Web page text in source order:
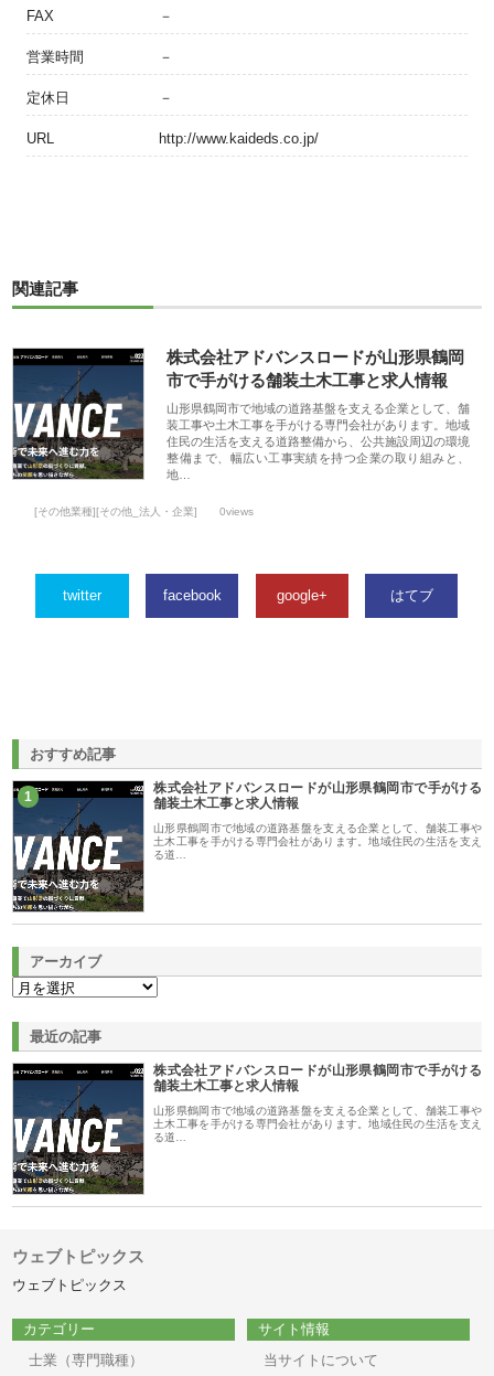
FAX －
営業時間 －
定休日 －
URL http://www.kaideds.co.jp/
関連記事
株式会社アドバンスロードが山形県鶴岡
市で手がける舗装土木工事と求人情報
山形県鶴岡市で地域の道路基盤を支える企業として、舗
装工事や土木工事を手がける専門会社があります。地域
住民の生活を支える道路整備から、公共施設周辺の環境
整備まで、幅広い工事実績を持つ企業の取り組みと、
地…
[その他業種][その他_法人・企業] 0views
twitter facebook google+ はてブ
おすすめ記事
1
株式会社アドバンスロードが山形県鶴岡市で手がける
舗装土木工事と求人情報
山形県鶴岡市で地域の道路基盤を支える企業として、舗装工事や
土木工事を手がける専門会社があります。地域住民の生活を支え
る道…
アーカイブ
最近の記事
株式会社アドバンスロードが山形県鶴岡市で手がける
舗装土木工事と求人情報
山形県鶴岡市で地域の道路基盤を支える企業として、舗装工事や
土木工事を手がける専門会社があります。地域住民の生活を支え
る道…
ウェブトピックス
ウェブトピックス
カテゴリー
士業（専門職種）
サイト情報
当サイトについて